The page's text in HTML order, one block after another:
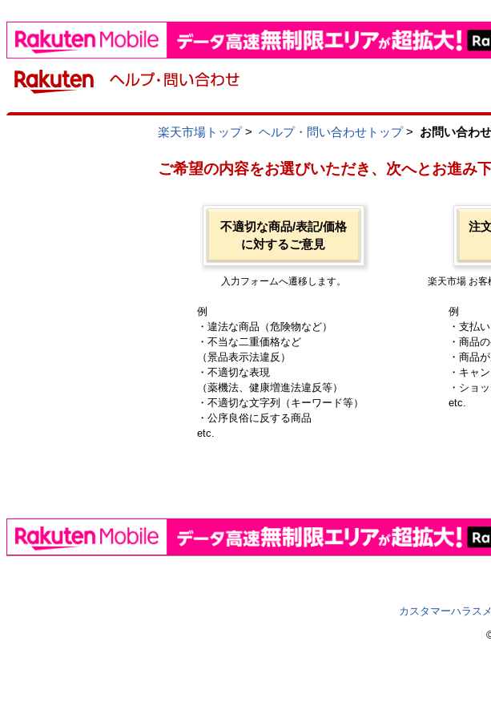
楽天市場トップ> ヘルプ・問い合わせトップ> お問い合わ
ご希望の内容をお選びいただき、次へとお進み下
不適切な商品/表記/価格
に対するご意見
入力フォームへ遷移します。
例
・違法な商品（危険物など）
・不当な二重価格など
（景品表示法違反）
・不適切な表現
（薬機法、健康増進法違反等）
・不適切な文字列（キーワード等）
・公序良俗に反する商品
etc.
注
楽天市場 お客
例
・支払い
・商品
・商品
・キャ
・ショ
etc.
カスタマーハラス